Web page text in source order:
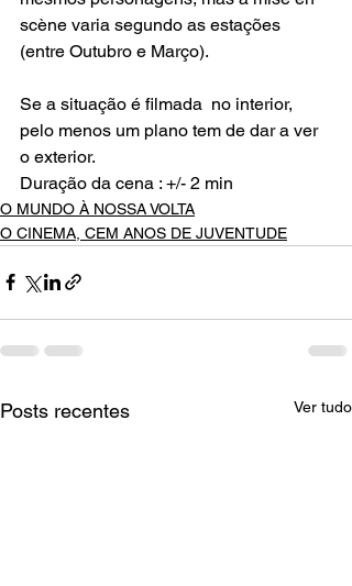
scène varia segundo as estações
(entre Outubro e Março).
Se a situação é filmada  no interior,
pelo menos um plano tem de dar a ver
o exterior.
Duração da cena : +/- 2 min
O MUNDO À NOSSA VOLTA
O CINEMA, CEM ANOS DE JUVENTUDE
Posts recentes Ver tudo